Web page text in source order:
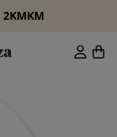
2KMKM